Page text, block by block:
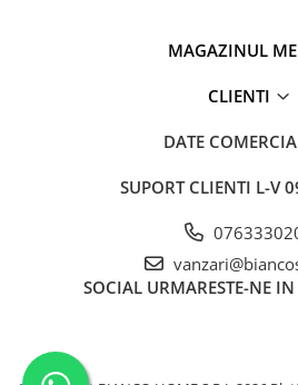
MAGAZINUL
CLIENTI
DATE
SUPORT CLIENTI L-V
SOCIAL URMARESTE-NE